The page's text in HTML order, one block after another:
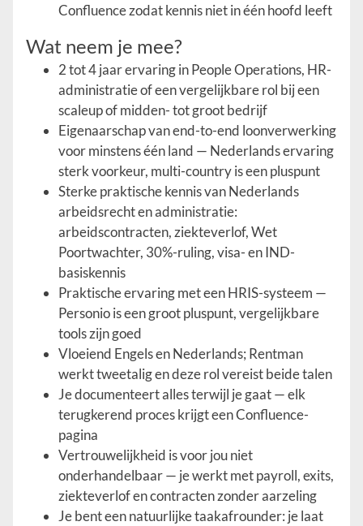
Confluence zodat kennis niet in één hoofd leeft
Wat neem je mee?
2 tot 4 jaar ervaring in People Operations, HR-
administratie of een vergelijkbare rol bij een
scaleup of midden- tot groot bedrijf
Eigenaarschap van end-to-end loonverwerking
voor minstens één land — Nederlands ervaring
sterk voorkeur, multi-country is een pluspunt
Sterke praktische kennis van Nederlands
arbeidsrecht en administratie:
arbeidscontracten, ziekteverlof, Wet
Poortwachter, 30%-ruling, visa- en IND-
basiskennis
Praktische ervaring met een HRIS-systeem —
Personio is een groot pluspunt, vergelijkbare
tools zijn goed
Vloeiend Engels en Nederlands; Rentman
werkt tweetalig en deze rol vereist beide talen
Je documenteert alles terwijl je gaat — elk
terugkerend proces krijgt een Confluence-
pagina
Vertrouwelijkheid is voor jou niet
onderhandelbaar — je werkt met payroll, exits,
ziekteverlof en contracten zonder aarzeling
Je bent een natuurlijke taakafrounder: je laat